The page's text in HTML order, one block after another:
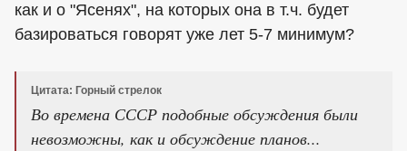
как и о "Ясенях", на которых она в т.ч. будет
базироваться говорят уже лет 5-7 минимум?
Цитата: Горный стрелок
Во времена СССР подобные обсуждения были
невозможны, как и обсуждение планов...